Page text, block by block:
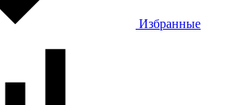
Избранные